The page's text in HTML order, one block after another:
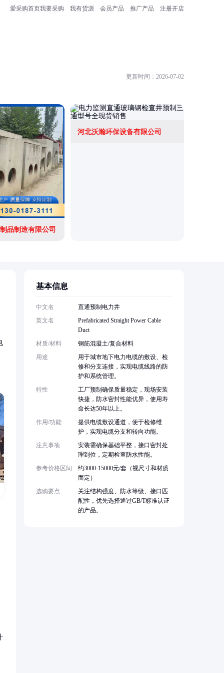
爱采购首页我要采购 我有货源 会员产品 推广产品 注册开店
更新时间：2026-07-02
品制造有限公司
河北沃瀚环保设备有限公司
基本信息
中文名
直通预制电力井
英文名
Prefabricated Straight Power Cable
Duct
材质/材料
钢筋混凝土/复合材料
用途
用于城市地下电力电缆的敷设、检
修和分支连接，实现电缆线路的防
护和系统管理。
特性
工厂预制确保质量稳定，现场安装
快捷，防水密封性能优异，使用寿
命长达50年以上。
作用/功能
提供电缆敷设通道，便于检修维
护，实现电缆分支和转向功能。
注意事项
安装需确保基础平整，接口密封处
理到位，定期检查防水性能。
参考价格区间
约3000-15000元/套（视尺寸和材质
而定）
选购要点
关注结构强度、防水等级、接口匹
配性，优先选择通过GB/T标准认证
的产品。